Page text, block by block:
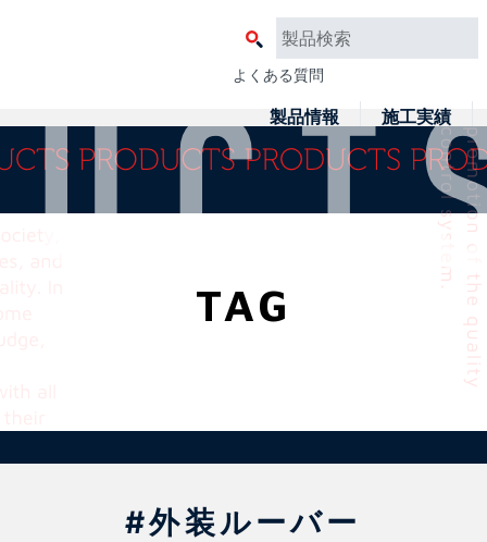
よくある質問
製品情報 施工実績
TAG
#外装ルーバー